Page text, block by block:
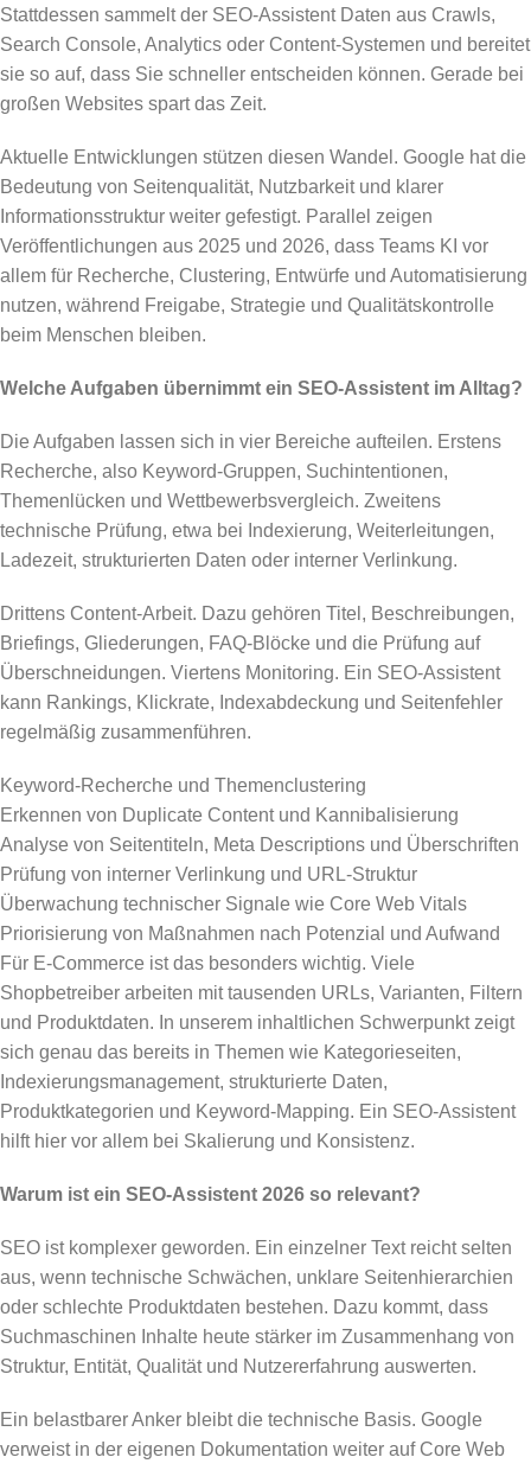
Stattdessen sammelt der SEO-Assistent Daten aus Crawls,
Search Console, Analytics oder Content-Systemen und bereitet
sie so auf, dass Sie schneller entscheiden können. Gerade bei
großen Websites spart das Zeit.
Aktuelle Entwicklungen stützen diesen Wandel. Google hat die
Bedeutung von Seitenqualität, Nutzbarkeit und klarer
Informationsstruktur weiter gefestigt. Parallel zeigen
Veröffentlichungen aus 2025 und 2026, dass Teams KI vor
allem für Recherche, Clustering, Entwürfe und Automatisierung
nutzen, während Freigabe, Strategie und Qualitätskontrolle
beim Menschen bleiben.
Welche Aufgaben übernimmt ein SEO-Assistent im Alltag?
Die Aufgaben lassen sich in vier Bereiche aufteilen. Erstens
Recherche, also Keyword-Gruppen, Suchintentionen,
Themenlücken und Wettbewerbsvergleich. Zweitens
technische Prüfung, etwa bei Indexierung, Weiterleitungen,
Ladezeit, strukturierten Daten oder interner Verlinkung.
Drittens Content-Arbeit. Dazu gehören Titel, Beschreibungen,
Briefings, Gliederungen, FAQ-Blöcke und die Prüfung auf
Überschneidungen. Viertens Monitoring. Ein SEO-Assistent
kann Rankings, Klickrate, Indexabdeckung und Seitenfehler
regelmäßig zusammenführen.
Keyword-Recherche und Themenclustering
Erkennen von Duplicate Content und Kannibalisierung
Analyse von Seitentiteln, Meta Descriptions und Überschriften
Prüfung von interner Verlinkung und URL-Struktur
Überwachung technischer Signale wie Core Web Vitals
Priorisierung von Maßnahmen nach Potenzial und Aufwand
Für E-Commerce ist das besonders wichtig. Viele
Shopbetreiber arbeiten mit tausenden URLs, Varianten, Filtern
und Produktdaten. In unserem inhaltlichen Schwerpunkt zeigt
sich genau das bereits in Themen wie Kategorieseiten,
Indexierungsmanagement, strukturierte Daten,
Produktkategorien und Keyword-Mapping. Ein SEO-Assistent
hilft hier vor allem bei Skalierung und Konsistenz.
Warum ist ein SEO-Assistent 2026 so relevant?
SEO ist komplexer geworden. Ein einzelner Text reicht selten
aus, wenn technische Schwächen, unklare Seitenhierarchien
oder schlechte Produktdaten bestehen. Dazu kommt, dass
Suchmaschinen Inhalte heute stärker im Zusammenhang von
Struktur, Entität, Qualität und Nutzererfahrung auswerten.
Ein belastbarer Anker bleibt die technische Basis. Google
verweist in der eigenen Dokumentation weiter auf Core Web